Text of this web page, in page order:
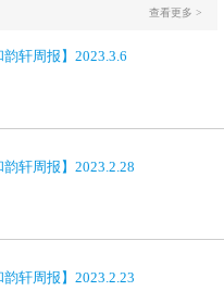
韵轩周报】2023.3.6
韵轩周报】2023.2.28
韵轩周报】2023.2.23
查看更多 >